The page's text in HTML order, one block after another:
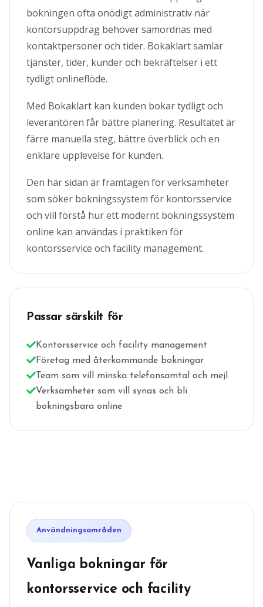
bokningen ofta onödigt administrativ när
kontorsuppdrag behöver samordnas med
kontaktpersoner och tider. Bokaklart samlar
tjänster, tider, kunder och bekräftelser i ett
tydligt onlineflöde.
Med Bokaklart kan kunden bokar tydligt och
leverantören får bättre planering. Resultatet är
färre manuella steg, bättre överblick och en
enklare upplevelse för kunden.
Den här sidan är framtagen för verksamheter
som söker bokningssystem för kontorsservice
och vill förstå hur ett modernt bokningssystem
online kan användas i praktiken för
kontorsservice och facility management.
Passar särskilt för
Kontorsservice och facility management
Företag med återkommande bokningar
Team som vill minska telefonsamtal och mejl
Verksamheter som vill synas och bli
bokningsbara online
Användningsområden
Vanliga bokningar för
kontorsservice och facility